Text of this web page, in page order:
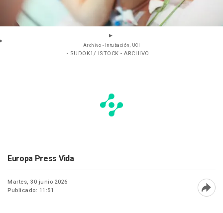
Archivo - Intubación, UCI
- SUDOK1/ ISTOCK - ARCHIVO
Europa Press Vida
Martes, 30 junio 2026
Publicado: 11:51